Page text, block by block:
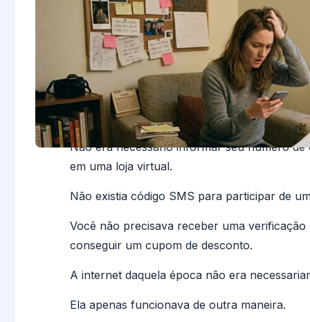
Não era necessário informar seu número
em uma loja virtual.
Não existia código SMS para participar de
Você não precisava receber uma
conseguir um cupom de desconto.
A internet daquela época não era
Ela apenas funcionava de outra maneira.